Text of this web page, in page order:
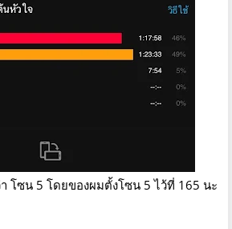
โซน 5 โดยของผมตั้งโซน 5 ไว้ที่ 165 นะ